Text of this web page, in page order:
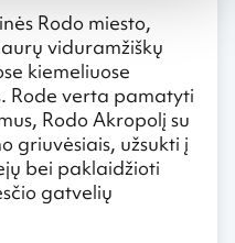
Rodo miesto,
viduramžiškų
kiemeliuose
Rode verta pamatyti
Rodo Akropolį su
griuvėsiais, užsukti į
bei paklaidžioti
gatvelių